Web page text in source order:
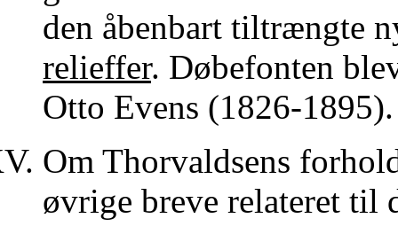
den åbenbart tiltrængte
relieffer. Døbefonten
Otto Evens (1826-1895).
Om Thorvaldsens
øvrige breve relateret til